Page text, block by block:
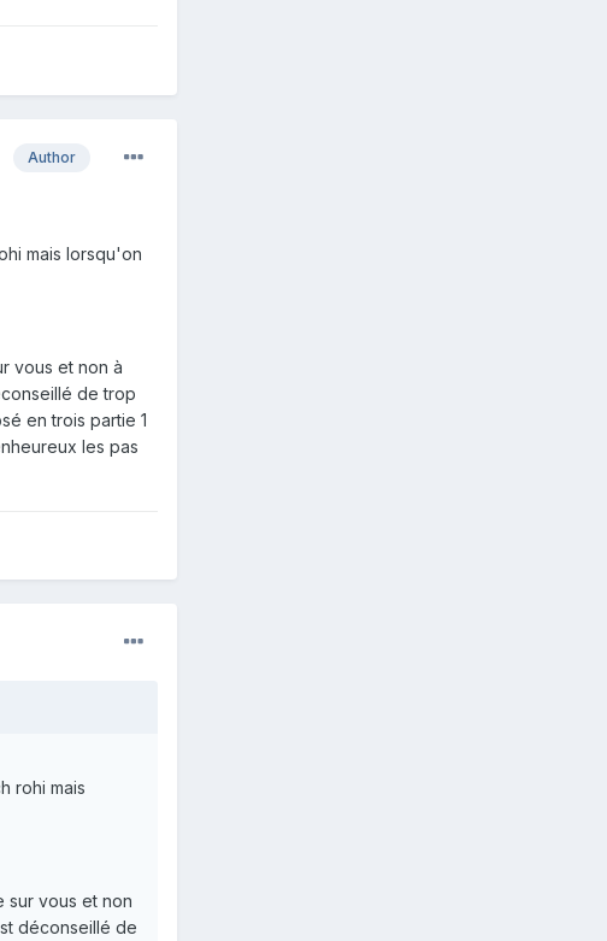
Author
mais lorsqu'on
vous et non à
de trop
en trois partie 1
les pas
rohi mais
sur vous et non
déconseillé de